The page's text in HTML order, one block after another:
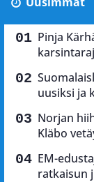
Pinja
uusiksi ja
Norjan
Kläbo
EM-
ratkaisun